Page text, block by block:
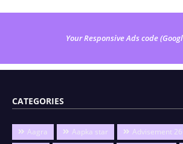
Your Responsive Ads code
CATEGORIES
Aagra Aapka star
Advisement